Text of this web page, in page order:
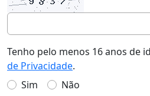
Tenho pelo menos 16 anos de
de Privacidade.
Sim
Não